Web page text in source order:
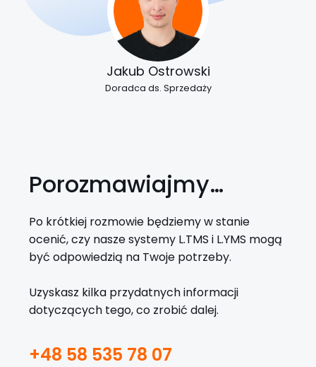
Jakub Ostrowski
Doradca ds. Sprzedaży
Porozmawiajmy…
Po krótkiej rozmowie będziemy w stanie
ocenić, czy nasze systemy L.TMS i L.YMS mogą
być odpowiedzią na Twoje potrzeby.
Uzyskasz kilka przydatnych informacji
dotyczących tego, co zrobić dalej.
+48 58 535 78 07